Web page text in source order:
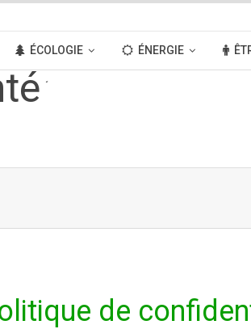
ÉCOLOGIE ÉNERGIE
MÉDIAS
de